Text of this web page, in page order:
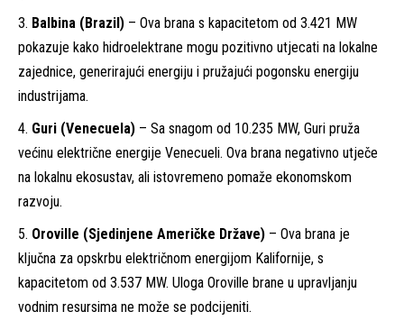
Balbina (Brazil) – Ova brana s kapacitetom od 3.421 MW
pokazuje kako hidroelektrane mogu pozitivno utjecati na lokalne
zajednice, generirajući energiju i pružajući pogonsku energiju
industrijama.
Guri (Venecuela) – Sa snagom od 10.235 MW, Guri pruža
većinu električne energije Venecueli. Ova brana negativno utječe
na lokalnu ekosustav, ali istovremeno pomaže ekonomskom
razvoju.
Oroville (Sjedinjene Američke Države) – Ova brana je
ključna za opskrbu električnom energijom Kalifornije, s
kapacitetom od 3.537 MW. Uloga Oroville brane u upravljanju
vodnim resursima ne može se podcijeniti.